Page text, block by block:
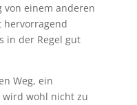
einem anderen
hervorragend
in der Regel gut
Weg, ein
wird wohl nicht zu